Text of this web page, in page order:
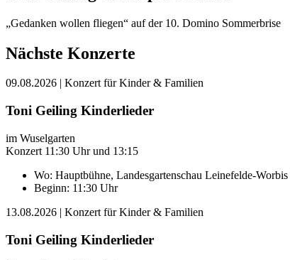
„Gedanken wollen fliegen“ auf der 10. Domino Sommerbrise
Nächste Konzerte
09.08.2026 | Konzert für Kinder & Familien
Toni Geiling Kinderlieder
im Wuselgarten
Konzert 11:30 Uhr und 13:15
Wo: Hauptbühne, Landesgartenschau Leinefelde-Worbis
Beginn: 11:30 Uhr
13.08.2026 | Konzert für Kinder & Familien
Toni Geiling Kinderlieder